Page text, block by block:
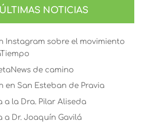
ÚLTIMAS NOTICIAS
Instagram sobre el movimiento
de camino
en San Esteban de Pravia
a la Dra. Pilar Aliseda
a Dr. Joaquín Gavilá